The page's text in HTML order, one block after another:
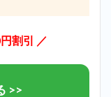
割引 ／
>>